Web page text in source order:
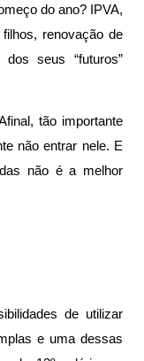
do ano? IPVA,
renovação de
seus “futuros”
tão importante
não entrar nele. E
não é a melhor
de utilizar
e uma dessas